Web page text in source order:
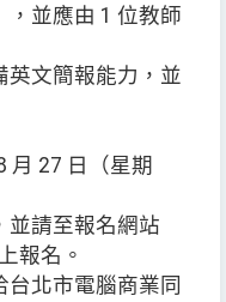
，並應由 1 位教師
英文簡報能力，並
月 27 日（星期
並請至報名網站
報名。
北市電腦商業同